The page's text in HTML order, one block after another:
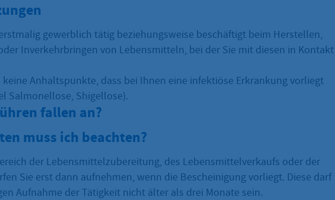
gewerblich tätig beziehungsweise beschäftigt beim Herstellen,
Inverkehrbringen von Lebensmitteln, bei der Sie mit diesen in Kontakt
keine Anhaltspunkte, dass bei Ihnen eine infektiöse Erkrankung vorliegt
Salmonellose, Shigellose).
fallen an?
muss ich beachten?
der Lebensmittelzubereitung, des Lebensmittelverkaufs oder der
Sie erst dann aufnehmen, wenn die Bescheinigung vorliegt. Diese darf
Aufnahme der Tätigkeit nicht älter als drei Monate sein.